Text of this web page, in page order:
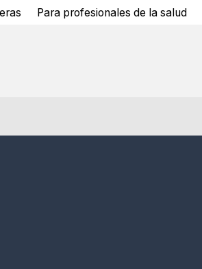
Para profesionales de la salud